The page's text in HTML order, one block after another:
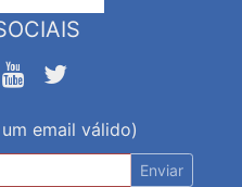
email válido)
Enviar